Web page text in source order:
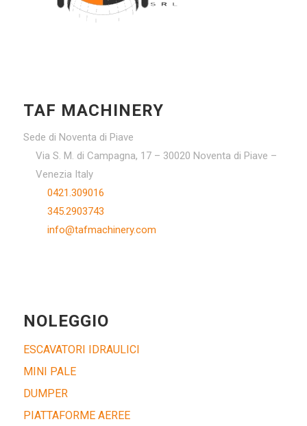
TAF MACHINERY
Sede di Noventa di Piave
Via S. M. di Campagna, 17 – 30020 Noventa di Piave –
Venezia Italy
0421.309016
345.2903743
info@tafmachinery.com
NOLEGGIO
ESCAVATORI IDRAULICI
MINI PALE
DUMPER
PIATTAFORME AEREE